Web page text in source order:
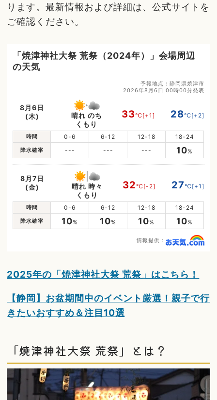
ります。最新情報および詳細は、公式サイトを
ご確認ください。
「焼津神社大祭 荒祭（2024年）」会場周辺
の天気
予報地点：静岡県焼津市
2026年8月6日 00時00分発表
8月6日
(木)
晴れ のち
くもり
33℃[+1] 28℃[+2]
時間 0-6 6-12 12-18 18-24
降水確率 --- --- --- 10%
8月7日
(金)
晴れ 時々
くもり
32℃[-2] 27℃[+1]
時間 0-6 6-12 12-18 18-24
降水確率 10% 10% 10% 10%
情報提供：
2025年の「焼津神社大祭 荒祭」はこちら！
【静岡】お盆期間中のイベント厳選！親子で行
きたいおすすめ＆注目10選
「焼津神社大祭 荒祭」とは？